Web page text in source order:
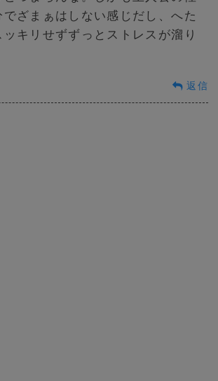
ざまぁはしない感じだし、へた
キリせずずっとストレスが溜り
返信